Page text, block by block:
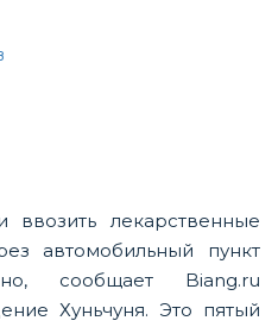
лекарственные
автомобильный пункт
сообщает Biang.ru
Хуньчуня. Это пятый